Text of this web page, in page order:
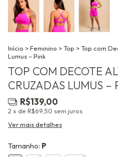
Início >Feminino >Top >Top com
Lumus – Pink
TOP COM DECOTE
CRUZADAS LUMUS –
R$139,00
2 x de R$69,50 sem juros
Ver mais detalhes
Tamanho: P